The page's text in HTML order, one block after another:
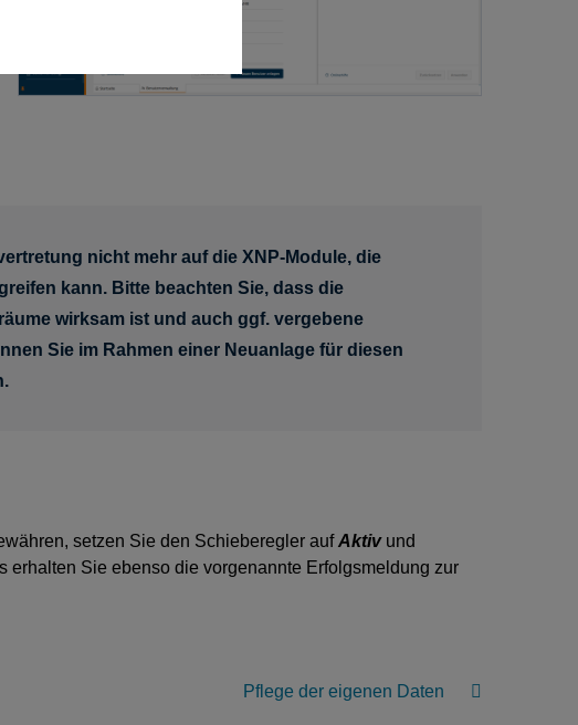
nicht mehr auf die XNP-Module, die
kann. Bitte beachten Sie, dass die
wirksam ist und auch ggf. vergebene
Sie im Rahmen einer Neuanlage für diesen
setzen Sie den Schieberegler aufAktiv und
erhalten Sie ebenso die vorgenannte Erfolgsmeldung zur
Pflege der eigenen Daten